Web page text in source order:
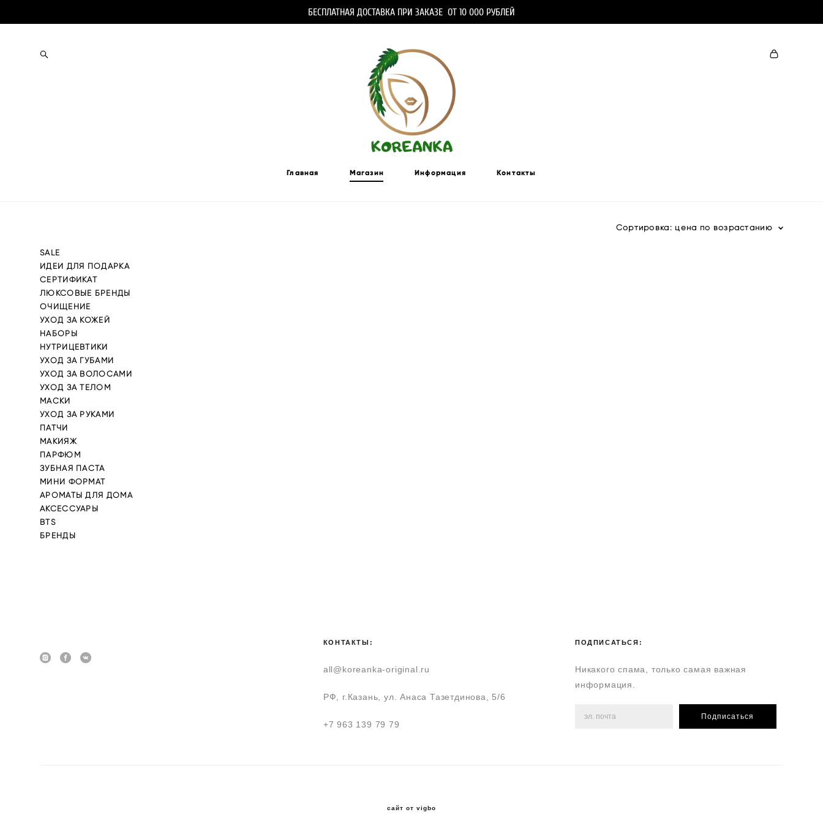
БЕСПЛАТНАЯ ДОСТАВКА ПРИ ЗАКАЗЕ ОТ 10 000 РУБЛЕЙ
Главная Магазин Информация Контакты
SALE
ИДЕИ ДЛЯ ПОДАРКА
СЕРТИФИКАТ
ЛЮКСОВЫЕ БРЕНДЫ
ОЧИЩЕНИЕ
УХОД ЗА КОЖЕЙ
НАБОРЫ
НУТРИЦЕВТИКИ
УХОД ЗА ГУБАМИ
УХОД ЗА ВОЛОСАМИ
УХОД ЗА ТЕЛОМ
МАСКИ
УХОД ЗА РУКАМИ
ПАТЧИ
МАКИЯЖ
ПАРФЮМ
ЗУБНАЯ ПАСТА
МИНИ ФОРМАТ
АРОМАТЫ ДЛЯ ДОМА
АКСЕССУАРЫ
BTS
БРЕНДЫ
Сортировка: цена по возрастанию
КОНТАКТЫ:
all@koreanka-original.ru
РФ, г.Казань, ул. Анаса Тазетдинова, 5/6
+7 963 139 79 79
ПОДПИСАТЬСЯ:
Никакого спама, только самая важная
информация.
Подписаться
сайт от vigbo